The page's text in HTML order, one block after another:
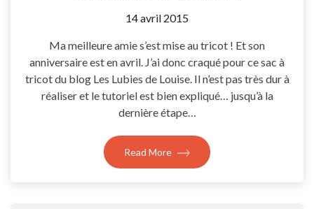
by
14 avril 2015
Ma meilleure amie s’est mise au tricot ! Et son
anniversaire est en avril. J’ai donc craqué pour ce sac à
tricot du blog Les Lubies de Louise. Il n’est pas très dur à
réaliser et le tutoriel est bien expliqué… jusqu’à la
dernière étape…
Read More